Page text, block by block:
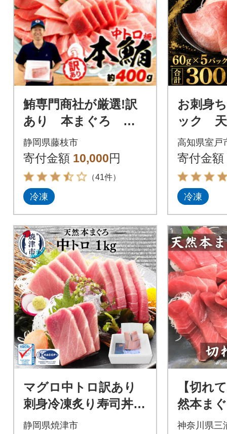
鮪専門商社が厳選!訳
あり 本まぐろ 中
トロ 400g
静岡県藤枝市
寄付金額 10,000円
（41件）
冷凍
お刺身
ック 天
中トロ5
事業者
お手軽
高知県室戸
寄付金額
冷凍
マグロ中トロ訳あり
刺身冷凍炙り寿司丼ぶ
つ切りまぐろ専門店
静岡県焼津市
【切れ
然本ま
【簡単
神奈川県三